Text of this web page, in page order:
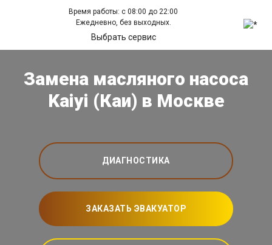
Время работы: с 08:00 до 22:00
Ежедневно, без выходных.
Выбрать сервис
Замена масляного насоса
Kaiyi (Каи) в Москве
ДИАГНОСТИКА
ЗАКАЗАТЬ ЭВАКУАТОР